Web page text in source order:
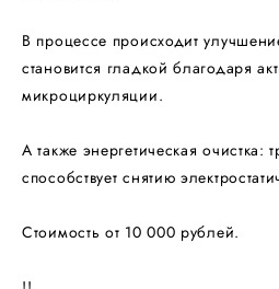
В процессе происходит
становится гладкой благодаря
микроциркуляции.
А также энергетическая очистка:
способствует снятию
Стоимость от 10 000 рублей.